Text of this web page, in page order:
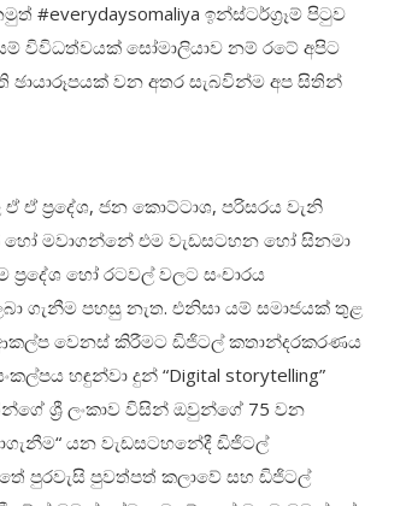
ඉන්ස්ටර්ග්‍රෑම් පිටුව
විවිධත්වයක් සෝමාලියාව නම් රටේ අපිට
ඡායාරූපයක් වන අතර සැබවින්ම අප සිතින්
ඒ ප්‍රදේශ, ජන කොට්ටාශ, පරිසරය වැනි
හෝ මවාගන්නේ එම වැඩසටහන හෝ සිනමා
හෝ රටවල් වලට සංචාරය
ගැනීම පහසු නැත. එනිසා යම් සමාජයක් තුළ
වෙනස් කිරීමට ඩිජිටල් කතාන්දරකරණය
හඳුන්වා දුන් “Digital storytelling”
ශ්‍රී ලංකාව විසින් ඔවුන්ගේ 75 වන
යන වැඩසටහනේදී ඩිජිටල්
පුරවැසි පුවත්පත් කලාවේ සහ ඩිජිටල්